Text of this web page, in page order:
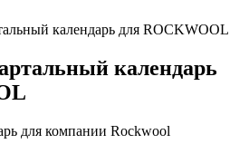
календарь для ROCKWOOL
календарь
для компании Rockwool